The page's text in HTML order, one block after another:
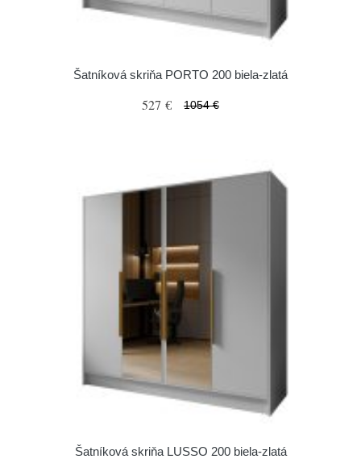
Šatníková skriňa PORTO 200 biela-zlatá
527 € 1054 €
Šatníková skriňa LUSSO 200 biela-zlatá